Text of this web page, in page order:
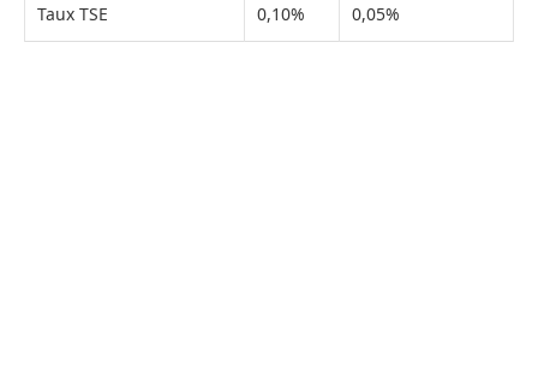
Taux TSE 0,10% 0,05%